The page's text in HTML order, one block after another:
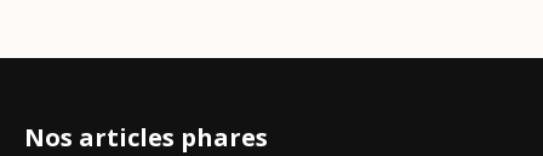
Nos articles phares